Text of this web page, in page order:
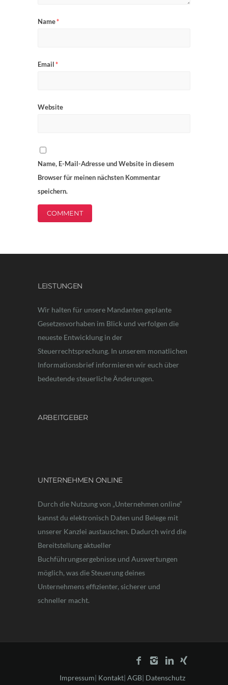
Name*
Email*
Website
Name, E-Mail-Adresse und Website in diesem
Browser für meinen nächsten Kommentar
speichern.
LEISTUNGEN
Wir halten für unsere Mandanten geplante
Gesetzesvorhaben im Blick und verfolgen die
neueste Entwicklung in der
Steuerrechtsprechung. In unserem monatlichen
Informationsbrief informieren wir euch über
bedeutende steuerliche Änderungen.
ARBEITGEBER
UNTERNEHMEN ONLINE
Durch die Nutzung von „Unternehmen online“
kannst du elektronisch Daten und Belege mit
unserer Kanzlei austauschen. Dadurch wird die
Bereitstellung aktueller
Buchführungsergebnisse und Auswertungen
möglich, was die Steuerung deines
Unternehmens effizienter, sicherer und
schneller macht.
Impressum| Kontakt| AGB| Datenschutz